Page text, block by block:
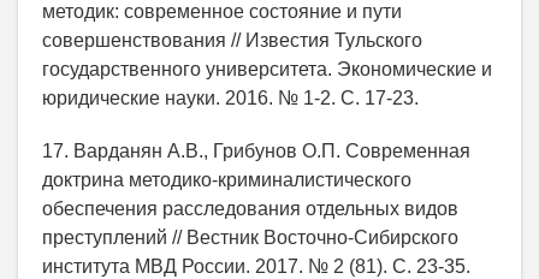
методик: современное состояние и пути
совершенствования // Известия Тульского
государственного университета. Экономические и
юридические науки. 2016. № 1-2. С. 17-23.
17. Варданян А.В., Грибунов О.П. Современная
доктрина методико-криминалистического
обеспечения расследования отдельных видов
преступлений // Вестник Восточно-Сибирского
института МВД России. 2017. № 2 (81). С. 23-35.